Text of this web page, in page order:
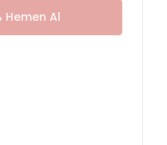
Hemen Al